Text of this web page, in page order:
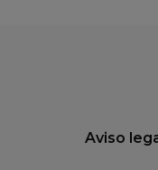
Aviso